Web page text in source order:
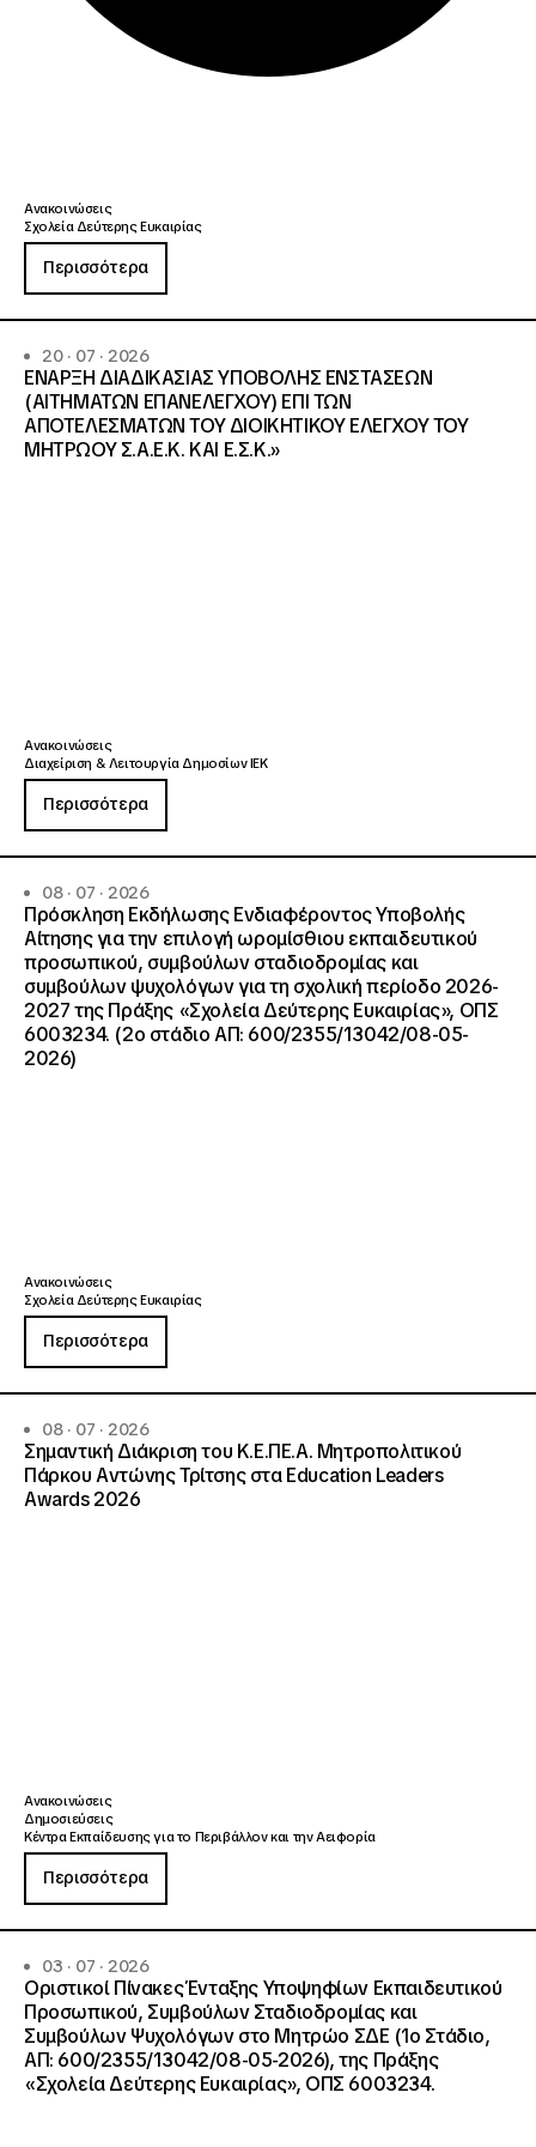
Ανακοινώσεις
Σχολεία Δεύτερης Ευκαιρίας
Περισσότερα
20 · 07 · 2026
ΕΝΑΡΞΗ ΔΙΑΔΙΚΑΣΙΑΣ ΥΠΟΒΟΛΗΣ ΕΝΣΤΑΣΕΩΝ
(ΑΙΤΗΜΑΤΩΝ ΕΠΑΝΕΛΕΓΧΟΥ) ΕΠΙ ΤΩΝ
ΑΠΟΤΕΛΕΣΜΑΤΩΝ ΤΟΥ ΔΙΟΙΚΗΤΙΚΟΥ ΕΛΕΓΧΟΥ ΤΟΥ
ΜΗΤΡΩΟΥ Σ.Α.Ε.Κ. ΚΑΙ Ε.Σ.Κ.»
Ανακοινώσεις
Διαχείριση & Λειτουργία Δημοσίων ΙΕΚ
Περισσότερα
08 · 07 · 2026
Πρόσκληση Εκδήλωσης Ενδιαφέροντος Υποβολής
Αίτησης για την επιλογή ωρομίσθιου εκπαιδευτικού
προσωπικού, συμβούλων σταδιοδρομίας και
συμβούλων ψυχολόγων για τη σχολική περίοδο 2026-
2027 της Πράξης «Σχολεία Δεύτερης Ευκαιρίας», ΟΠΣ
6003234. (2ο στάδιο ΑΠ: 600/2355/13042/08-05-
2026)
Ανακοινώσεις
Σχολεία Δεύτερης Ευκαιρίας
Περισσότερα
08 · 07 · 2026
Σημαντική Διάκριση του Κ.Ε.ΠΕ.Α. Μητροπολιτικού
Πάρκου Αντώνης Τρίτσης στα Education Leaders
Awards 2026
Ανακοινώσεις
Δημοσιεύσεις
Κέντρα Εκπαίδευσης για το Περιβάλλον και την Αειφορία
Περισσότερα
03 · 07 · 2026
Οριστικοί Πίνακες Ένταξης Υποψηφίων Εκπαιδευτικού
Προσωπικού, Συμβούλων Σταδιοδρομίας και
Συμβούλων Ψυχολόγων στο Μητρώο ΣΔΕ (1ο Στάδιο,
ΑΠ: 600/2355/13042/08-05-2026), της Πράξης
«Σχολεία Δεύτερης Ευκαιρίας», ΟΠΣ 6003234.